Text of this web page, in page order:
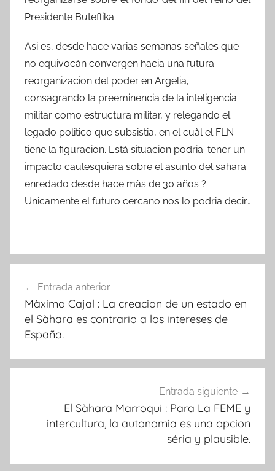
Presidente Buteflika.
Asi es, desde hace varias semanas señales que
no equivocàn convergen hacia una futura
reorganizacion del poder en Argelia,
consagrando la preeminencia de la inteligencia
militar como estructura militar, y relegando el
legado politico que subsistia, en el cuàl el FLN
tiene la figuracion. Està situacion podria-tener un
impacto caulesquiera sobre el asunto del sahara
enredado desde hace màs de 30 años ?
Unicamente el futuro cercano nos lo podria decir…
de
entradas
Entrada anterior
Màximo Cajal : La creacion de un estado en
el Sàhara es contrario a los intereses de
España.
Entrada siguiente
El Sàhara Marroqui : Para La FEME y
intercultura, la autonomia es una opcion
séria y plausible.